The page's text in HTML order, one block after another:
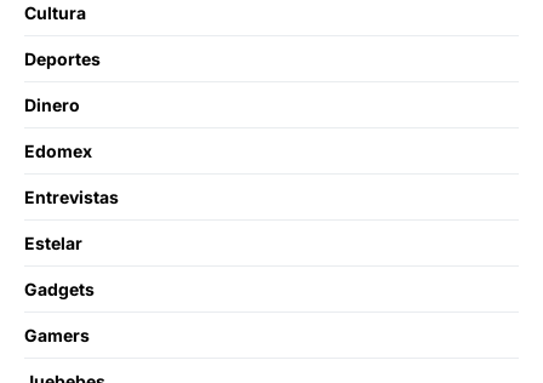
Cultura
Deportes
Dinero
Edomex
Entrevistas
Estelar
Gadgets
Gamers